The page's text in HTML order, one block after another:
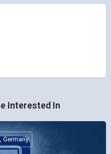
Interested In
Germany